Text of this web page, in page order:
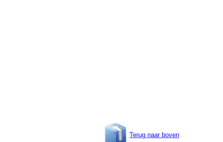
Terug naar boven